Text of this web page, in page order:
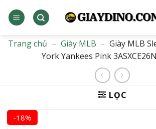
qua
dungTrang chủ – Giày MLB – Giày MLB
York Yankees Pink
LỌC
-18%